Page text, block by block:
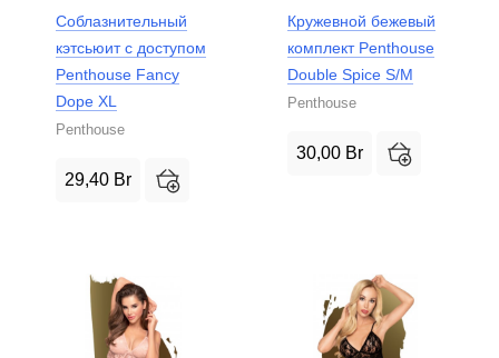
Соблазнительный
кэтсьюит с доступом
Penthouse Fancy
Dope XL
Penthouse
29,40 Br
Кружевной бежевый
комплект Penthouse
Double Spice S/M
Penthouse
30,00 Br